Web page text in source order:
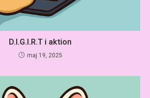
D.I.G.I.R.T i aktion
maj 19, 2025